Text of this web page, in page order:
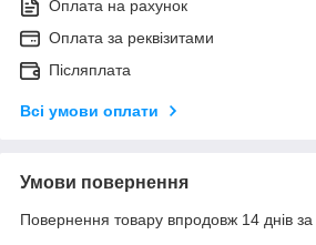
Оплата на рахунок
Оплата за реквізитами
Післяплата
Всі умови оплати
Умови повернення
Повернення товару впродовж 14 днів